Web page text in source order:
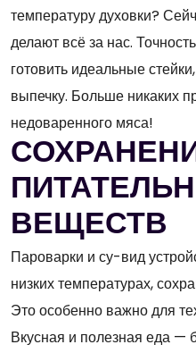
температуру духовки?
делают всё за нас.
готовить идеальные
выпечку. Больше никаких
недоваренного мяса!
ВЕЩЕСТВ
Пароварки и су-вид
низких температурах,
Это особенно важно для
Вкусная и полезная еда —